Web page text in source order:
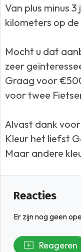
Van plus minus
kilometers op
Mocht u dat
zeer
Graag voor
voor twee
Alvast dank
Kleur het liefst
Maar andere
Reacties
Er zijn nog geen
Reageren